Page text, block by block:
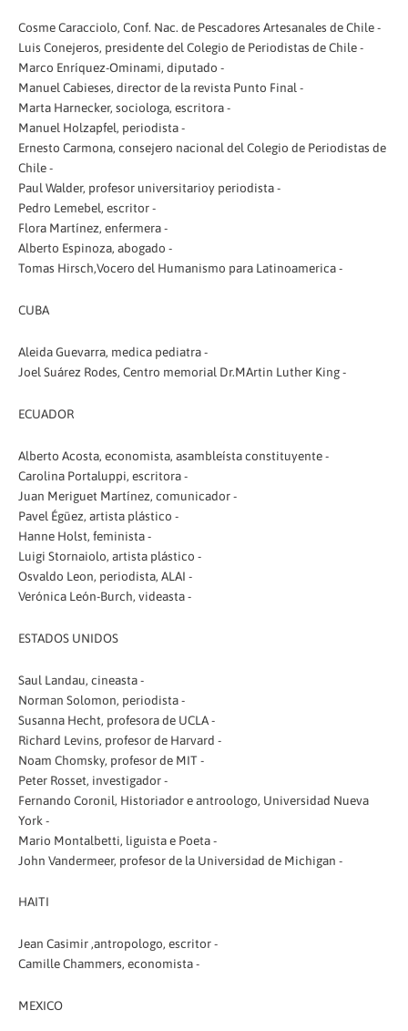
Cosme Caracciolo, Conf. Nac. de Pescadores Artesanales de Chile -
Luis Conejeros, presidente del Colegio de Periodistas de Chile -
Marco Enríquez-Ominami, diputado -
Manuel Cabieses, director de la revista Punto Final -
Marta Harnecker, sociologa, escritora -
Manuel Holzapfel, periodista -
Ernesto Carmona, consejero nacional del Colegio de Periodistas de
Chile -
Paul Walder, profesor universitarioy periodista -
Pedro Lemebel, escritor -
Flora Martínez, enfermera -
Alberto Espinoza, abogado -
Tomas Hirsch,Vocero del Humanismo para Latinoamerica -
CUBA
Aleida Guevarra, medica pediatra -
Joel Suárez Rodes, Centro memorial Dr.MArtin Luther King -
ECUADOR
Alberto Acosta, economista, asambleísta constituyente -
Carolina Portaluppi, escritora -
Juan Meriguet Martínez, comunicador -
Pavel Égüez, artista plástico -
Hanne Holst, feminista -
Luigi Stornaiolo, artista plástico -
Osvaldo Leon, periodista, ALAI -
Verónica León-Burch, videasta -
ESTADOS UNIDOS
Saul Landau, cineasta -
Norman Solomon, periodista -
Susanna Hecht, profesora de UCLA -
Richard Levins, profesor de Harvard -
Noam Chomsky, profesor de MIT -
Peter Rosset, investigador -
Fernando Coronil, Historiador e antroologo, Universidad Nueva
York -
Mario Montalbetti, liguista e Poeta -
John Vandermeer, profesor de la Universidad de Michigan -
HAITI
Jean Casimir ,antropologo, escritor -
Camille Chammers, economista -
MEXICO